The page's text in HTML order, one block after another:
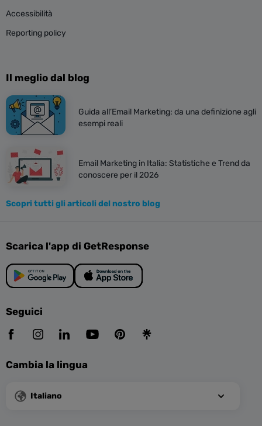
Accessibilità
Reporting policy
Il meglio dal blog
Guida all’Email Marketing: da una definizione agli
esempi reali
Email Marketing in Italia: Statistiche e Trend da
conoscere per il 2026
Scopri tutti gli articoli del nostro blog
Scarica l'app di GetResponse
Seguici
Cambia la lingua
Italiano